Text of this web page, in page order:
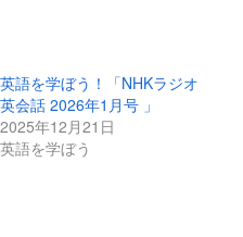
英語を学ぼう！「NHKラジオ
英会話 2026年1月号 」
2025年12月21日
英語を学ぼう